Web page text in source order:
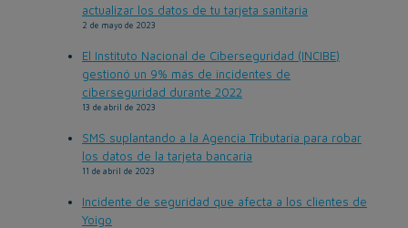
actualizar los datos de tu tarjeta sanitaria
2 de mayo de 2023
El Instituto Nacional de Ciberseguridad (INCIBE)
gestionó un 9% más de incidentes de
ciberseguridad durante 2022
13 de abril de 2023
SMS suplantando a la Agencia Tributaria para robar
los datos de la tarjeta bancaria
11 de abril de 2023
Incidente de seguridad que afecta a los clientes de
Yoigo